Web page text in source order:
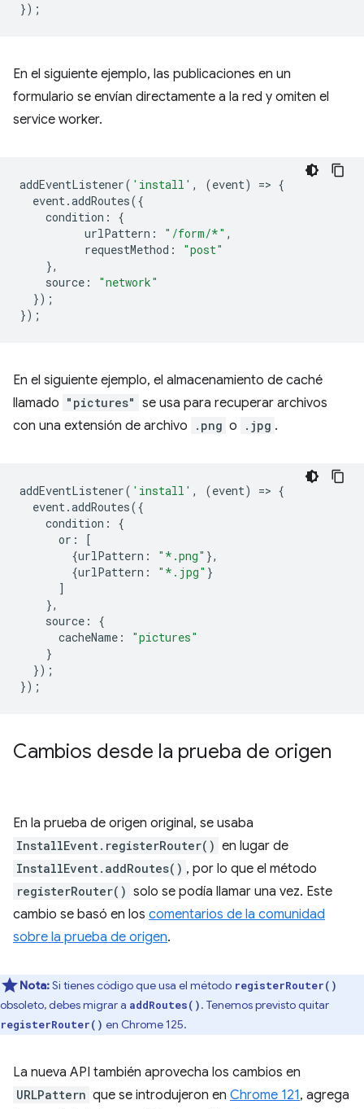
});
En el siguiente ejemplo, las publicaciones en un
formulario se envían directamente a la red y omiten el
service worker.
addEventListener( 'install' , (event) => {
event.addRoutes({
condition :
{
urlPattern : "/form/*" ,
requestMethod :
"post"
},
source :
"network"
});
});
En el siguiente ejemplo, el almacenamiento de caché
llamado "pictures" se usa para recuperar archivos
con una extensión de archivo
.png o .jpg .
addEventListener( 'install' , (event) => {
event.addRoutes({
condition :
{
or :
[
{urlPattern : "*.png" },
{urlPattern : "*.jpg" }
]
},
source :
{
cacheName :
"pictures"
}
});
});
Cambios desde la prueba de origen
En la prueba de origen original, se usaba
InstallEvent.registerRouter() en lugar de
InstallEvent.addRoutes() , por lo que el método
registerRouter() solo se podía llamar una vez. Este
cambio se basó en los comentarios de la comunidad
sobre la prueba de origen.
Nota:Si tienes código que usa el método registerRouter()
obsoleto, debes migrar a addRoutes(). Tenemos previsto quitar
registerRouter() en Chrome 125.
La nueva API también aprovecha los cambios en
URLPattern que se introdujeron en Chrome 121, agrega